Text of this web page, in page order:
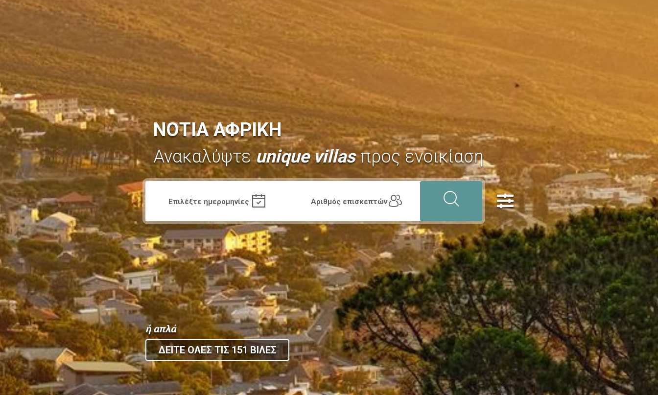
ΝΟΤΙΑ ΑΦΡΙΚΗ
Ανακαλύψτεunique villasπρος ενοικίαση
ή απλά
ΔΕΙΤΕ ΟΛΕΣ ΤΙΣ 151 ΒΙΛΕΣ